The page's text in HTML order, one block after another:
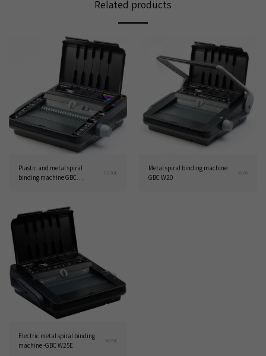
Related products
Plastic and metal spiral
binding machine GBC
C230E
Metal spiral binding machine
GBC W20
W20
Electric metal spiral binding
machine -GBC W25E
W25E